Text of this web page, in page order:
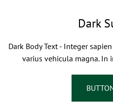
Dark
Dark Body Text - Integer
varius vehicula magna.